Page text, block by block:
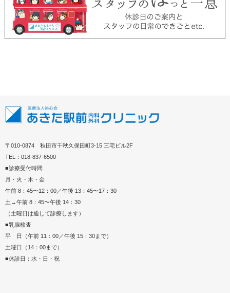
〒010-0874 秋田市千秋久保田町3-15 三宅ビル2F
TEL：018-837-6500
■診療受付時間
月・火・木・金
午前 8：45〜12：00／午後 13：45〜17：30
土→午前 8：45〜午後 14：30
（土曜日は通して診療します）
■乳腺検査
平 日（午前 11：00／午後 15：30まで）
土曜日（14：00まで）
■休診日：水・日・祝